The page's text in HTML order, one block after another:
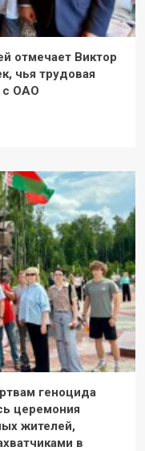
отмечает Виктор
чья трудовая
с ОАО
геноцида
церемония
жителей,
в